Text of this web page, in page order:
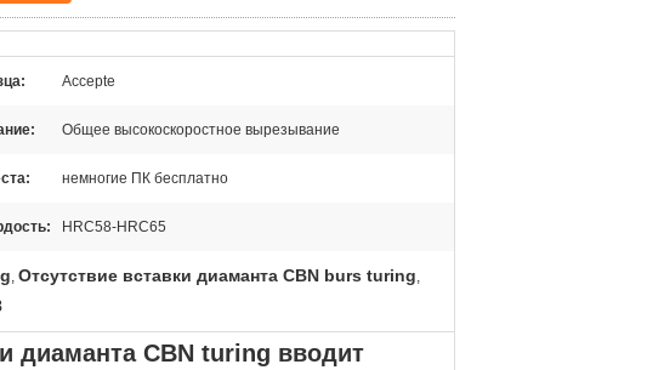
Accepte
Общее высокоскоростное вырезывание
немногие ПК бесплатно
HRC58-HRC65
, Отсутствие вставки диаманта CBN burs turing,
диаманта CBN turing вводит